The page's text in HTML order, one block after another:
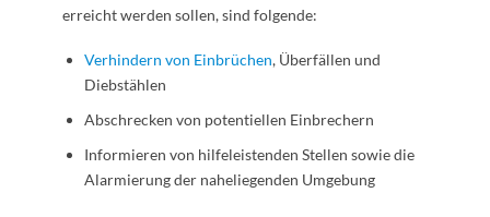
erreicht werden sollen, sind folgende:
Verhindern von Einbrüchen, Überfällen und
Diebstählen
Abschrecken von potentiellen Einbrechern
Informieren von hilfeleistenden Stellen sowie die
Alarmierung der naheliegenden Umgebung